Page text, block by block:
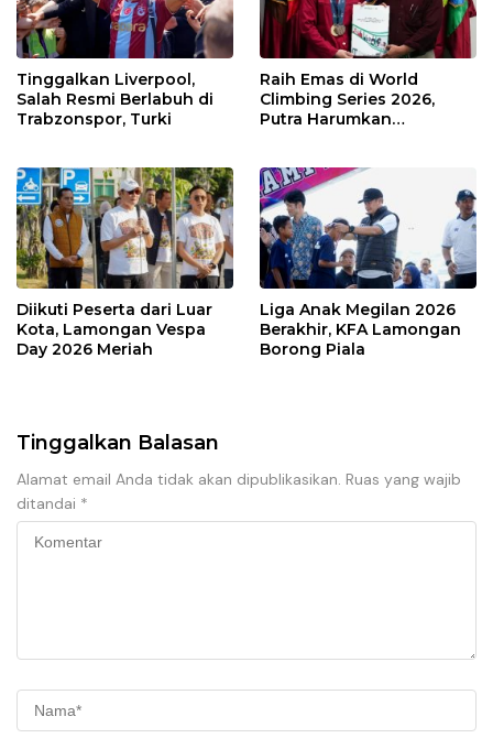
Tinggalkan Liverpool,
Salah Resmi Berlabuh di
Trabzonspor, Turki
Raih Emas di World
Climbing Series 2026,
Putra Harumkan
Diikuti Peserta dari Luar
Kota, Lamongan Vespa
Day 2026 Meriah
Liga Anak Megilan 2026
Berakhir, KFA Lamongan
Borong Piala
Tinggalkan Balasan
Alamat email Anda tidak akan dipublikasikan. Ruas yang wajib
ditandai *